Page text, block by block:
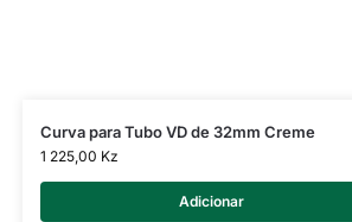
Curva para Tubo VD de 32mm Creme
1 225,00 Kz
Adicionar